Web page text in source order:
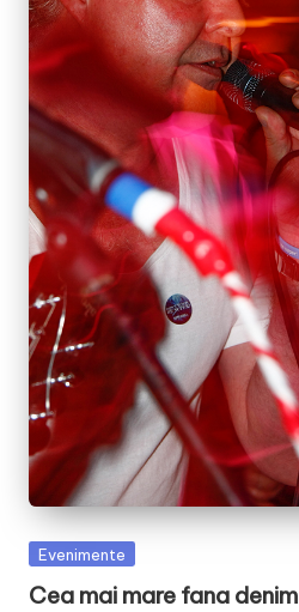
Posted
Evenimente
Cea mai mare fana denim